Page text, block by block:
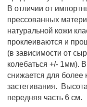
В отличии от
прессованных
натуральной кожи
проклеиваются и
(в зависимости от
колебаться +/- 1мм).
снижается для более
застегивания.
передняя часть 6 см.